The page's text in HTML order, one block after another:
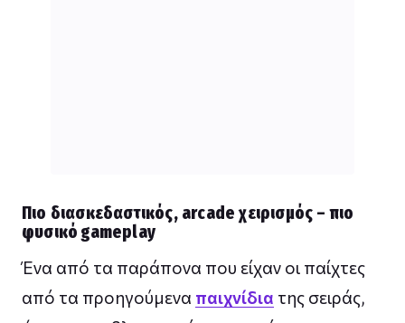
Πιο διασκεδαστικός, arcade χειρισμός – πιο
φυσικό gameplay
Ένα από τα παράπονα που είχαν οι παίχτες
από τα προηγούμενα παιχνίδια της σειράς,